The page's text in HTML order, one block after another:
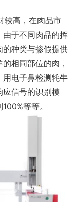
高，在肉品市
于不同肉品的挥
的种类与掺假提供
相同部位的肉，
电子鼻检测牦牛
信号的识别模
等等。